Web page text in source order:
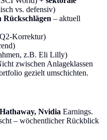
vs. defensiv)
– aktuell
Korrektur)
z.B. Eli Lilly)
zwischen Anlageklassen
gezielt umschichten.
Nvidia Earnings.
– wöchentlicher Rückblick